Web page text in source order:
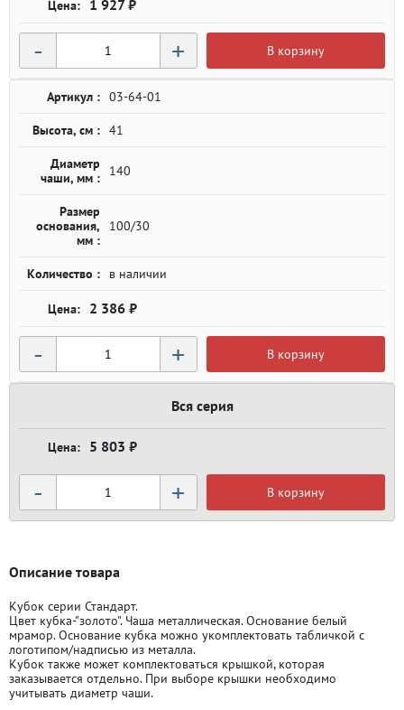
1 927 ₽
- + В корзину
Артикул : 03-64-01
Высота, см : 41
Диаметр
чаши, мм :
140
Размер
основания,
мм :
100/30
Количество : в наличии
2 386 ₽
- + В корзину
Вся серия
5 803 ₽
- + В корзину
Описание товара
Кубок серии Стандарт.
Цвет кубка-"золото". Чаша металлическая. Основание белый
мрамор. Основание кубка можно укомплектовать табличкой с
логотипом/надписью из металла.
Кубок также может комплектоваться крышкой, которая
заказывается отдельно. При выборе крышки необходимо
учитывать диаметр чаши.